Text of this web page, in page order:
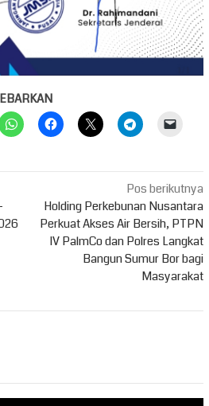
Pos berikutnya
Holding Perkebunan Nusantara
Perkuat Akses Air Bersih, PTPN
IV PalmCo dan Polres Langkat
Bangun Sumur Bor bagi
Masyarakat